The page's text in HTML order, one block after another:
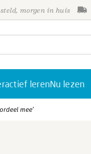
morgen in huis
lerenNu lezen
mee’